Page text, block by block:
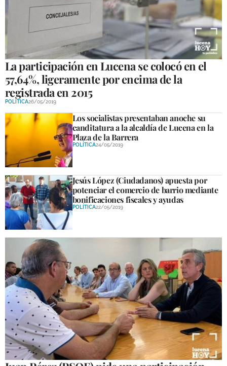
La participación en Lucena se colocó en el
57,64%, ligeramente por encima de la
registrada en 2015
POLÍTICA26/05/2019
Los socialistas presentaban anoche su
canditatura a la alcaldía de Lucena en la
Plaza de la Barrera
POLÍTICA24/05/2019
Jesús López (Ciudadanos) apuesta por
potenciar el comercio de barrio mediante
bonificaciones fiscales y ayudas
POLÍTICA22/05/2019